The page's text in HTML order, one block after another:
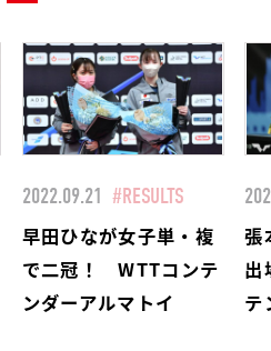
2022.09.21 #RESULTS
早田ひなが女子単・複
で二冠！ WTTコンテ
ンダーアルマトイ
張
出
テ